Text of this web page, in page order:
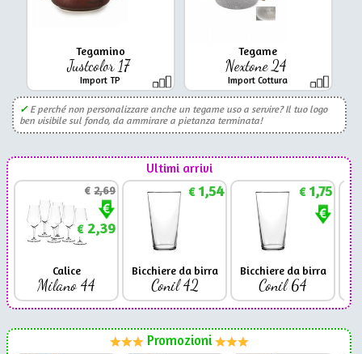
Tegamino
Justcolor 17
Import TP
Tegame
Nextone 24
Import Cottura
✓E perché non personalizzare anche un tegame uso a servire? Il tuo logo
ben visibile sul fondo, da ammirare a pietanza terminata!
Ultimi arrivi
€2,69
€2,39
Calice
Milano 44
€1,54
Bicchiere da birra
Conil 42
€1,75
Bicchiere da birra
Conil 64
Promozioni